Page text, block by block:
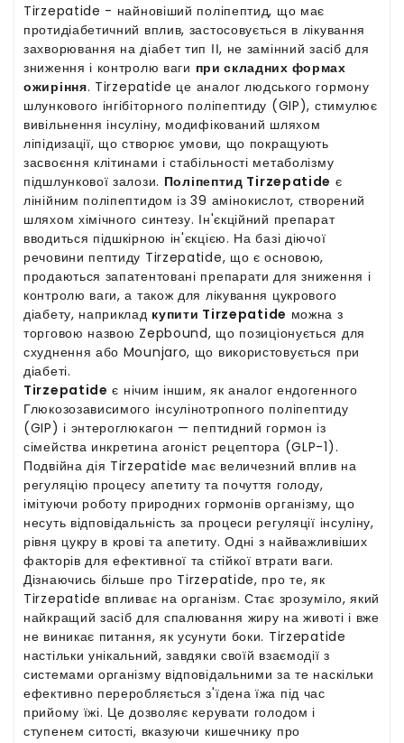
Tirzepatide - найновіший поліпептид, що має
протидіабетичний вплив, застосовується в лікування
захворювання на діабет тип ІІ, не замінний засіб для
зниження і контролю ваги при складних формах
ожиріння. Tirzepatide це аналог людського гормону
шлункового інгібіторного поліпептиду (GIP), стимулює
вивільнення інсуліну, модифікований шляхом
ліпідизації, що створює умови, що покращують
засвоєння клітинами і стабільності метаболізму
підшлункової залози. Поліпептид Tirzepatide є
лінійним поліпептидом із 39 амінокислот, створений
шляхом хімічного синтезу. Ін'єкційний препарат
вводиться підшкірною ін'єкцією. На базі діючої
речовини пептиду Tirzepatide, що є основою,
продаються запатентовані препарати для зниження і
контролю ваги, а також для лікування цукрового
діабету, наприклад купити Tirzepatide можна з
торговою назвою Zepbound, що позиціонується для
схуднення або Mounjaro, що використовується при
діабеті.
Tirzepatide є нічим іншим, як аналог ендогенного
Глюкозозависимого інсулінотропного поліпептиду
(GIP) і энтероглюкагон — пептидний гормон із
сімейства инкретина агоніст рецептора (GLP-1).
Подвійна дія Tirzepatide має величезний вплив на
регуляцію процесу апетиту та почуття голоду,
імітуючи роботу природних гормонів організму, що
несуть відповідальність за процеси регуляції інсуліну,
рівня цукру в крові та апетиту. Одні з найважливіших
факторів для ефективної та стійкої втрати ваги.
Дізнаючись більше про Tirzepatide, про те, як
Tirzepatide впливає на організм. Стає зрозуміло, який
найкращий засіб для спалювання жиру на животі і вже
не виникає питання, як усунути боки. Tirzepatide
настільки унікальний, завдяки своїй взаємодії з
системами організму відповідальними за те наскільки
ефективно переробляється з'їдена їжа під час
прийому їжі. Це дозволяє керувати голодом і
ступенем ситості, вказуючи кишечнику про